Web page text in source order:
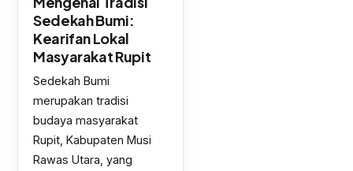
Sedekah Bumi:
Kearifan Lokal
Masyarakat Rupit
Sedekah Bumi
merupakan tradisi
budaya masyarakat
Rupit, Kabupaten Musi
Rawas Utara, yang